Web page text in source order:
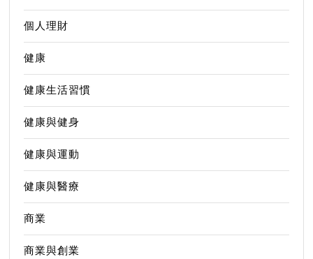
個人理財
健康
健康生活習慣
健康與健身
健康與運動
健康與醫療
商業
商業與創業